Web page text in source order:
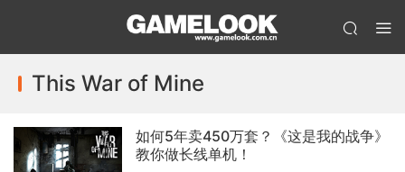
This War of Mine
如何5年卖450万套？《这是我的战争》
教你做长线单机！